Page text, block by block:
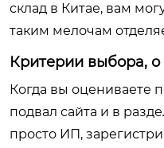
склад в Китае, вам
таким мелочам
Критерии выбора, о
Когда вы оцениваете
подвал сайта и в
просто ИП,